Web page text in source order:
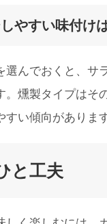
やすい味付け
選んでおくと、サ
。燻製タイプはそ
い傾向があります
と工夫